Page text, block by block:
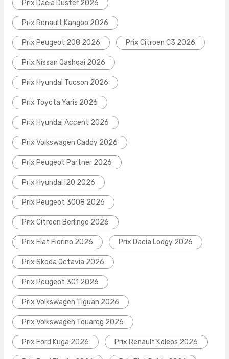
Prix Dacia Duster 2026
Prix Renault Kangoo 2026
Prix Peugeot 208 2026 Prix Citroen C3 2026
Prix Nissan Qashqai 2026
Prix Hyundai Tucson 2026
Prix Toyota Yaris 2026
Prix Hyundai Accent 2026
Prix Volkswagen Caddy 2026
Prix Peugeot Partner 2026
Prix Hyundai I20 2026
Prix Peugeot 3008 2026
Prix Citroen Berlingo 2026
Prix Fiat Fiorino 2026 Prix Dacia Lodgy 2026
Prix Skoda Octavia 2026
Prix Peugeot 301 2026
Prix Volkswagen Tiguan 2026
Prix Volkswagen Touareg 2026
Prix Ford Kuga 2026 Prix Renault Koleos 2026